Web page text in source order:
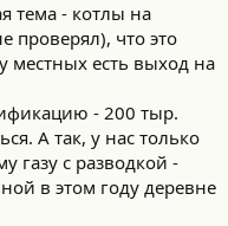
тема - котлы на
проверял), что это
местных есть выход на
- 200 тыр.
А так, у нас только
газу с разводкой -
в этом году деревне